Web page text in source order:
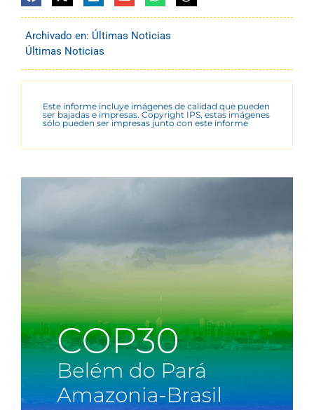
Archivado en: Últimas Noticias
Últimas Noticias
Este informe incluye imágenes de calidad que pueden
ser bajadas e impresas. Copyright IPS, estas imágenes
sólo pueden ser impresas junto con este informe